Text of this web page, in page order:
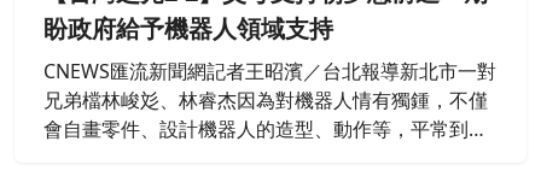
盼政府給予機器人領域支持
CNEWS匯流新聞網記者王昭濱／台北報導新北市一對
兄弟檔林峻彣、林睿杰因為對機器人情有獨鍾，不僅
會自畫零件、設計機器人的造型、動作等，平常到了